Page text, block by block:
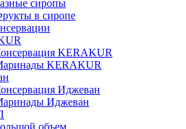
сиропы
в сиропе
KERAKUR
KERAKUR
Иджеван
Иджеван
объем